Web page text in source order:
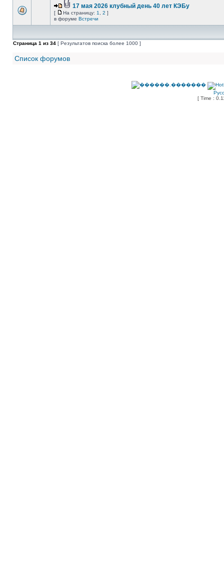
17 мая 2026 клубный день 40 лет КЭБу
[ На страницу: 1 2 ]
в форуме Встречи
Страница 1 из 34 [ Результатов поиска более 1000 ]
Список форумов
[ Time :